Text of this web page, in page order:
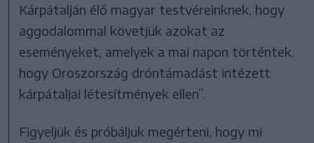
Kárpátalján élő magyar testvéreinknek, hogy
aggodalommal követjük azokat az
eseményeket, amelyek a mai napon történtek,
hogy Oroszország dróntámadást intézett
kárpátaljai létesítmények ellen”.
Figyeljük és próbáljuk megérteni, hogy mi